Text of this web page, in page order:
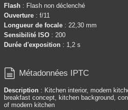
Flash : Flash non déclenché
Ouverture : f/11
Longueur de focale : 22,30 mm
Sensibilité ISO : 200
Durée d'exposition : 1,2 s
 Métadonnées IPTC
Description : Kitchen interior, modern
breakfast concept, kitchen background,
of modern kitchen